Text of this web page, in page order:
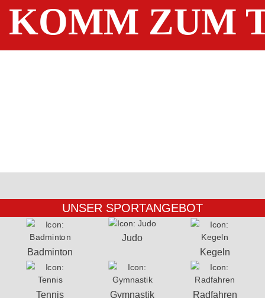
KOMM ZUM
UNSER SPORTANGEBOT
Badminton
Judo
Kegeln
Tennis Gymnastik Radfahren